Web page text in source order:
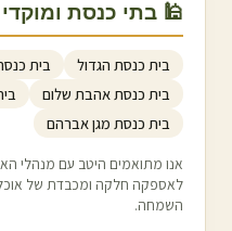
🕌 בתי כנסת
בית כנסת הגדול
בית
בית כנסת אהבת שלום
בית כנסת מגן אברהם
אנו מתואמים היטב עם מנהלי
לאספקה חלקה ומכבדת של אוכל
השמחה.